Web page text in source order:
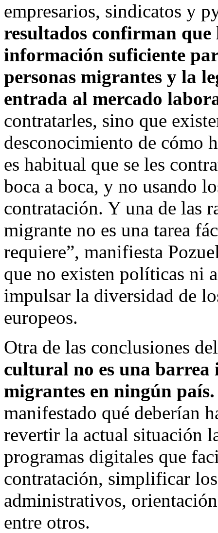
empresarios, sindicatos y
resultados confirman que
información suficiente
personas migrantes y la
entrada al mercado
contratarles, sino que
desconocimiento de cómo
es habitual que se les
boca a boca, y no usando
contratación. Y una de las
migrante no es una tarea
requiere”, manifiesta
que no existen políticas ni
impulsar la diversidad de
europeos.
Otra de las conclusiones
cultural no es una
migrantes en ningún país.
manifestado qué deberían
revertir la actual situación
programas digitales que
contratación, simplificar
administrativos,
entre otros.